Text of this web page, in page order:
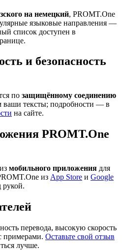
на немецкий, PROMT.One
языковые направления —
список доступен в
и безопасность
по защищённому соединению
тексты; подробности — в
на сайте.
PROMT.One
мобильного приложения для
из App Store и Google
рукой.
перевода, высокую скорость
примерами. Оставьте свой отзыв
лучше.